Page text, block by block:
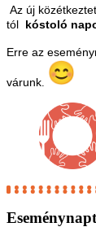
Az új
tól kóstoló
Erre az
várunk.